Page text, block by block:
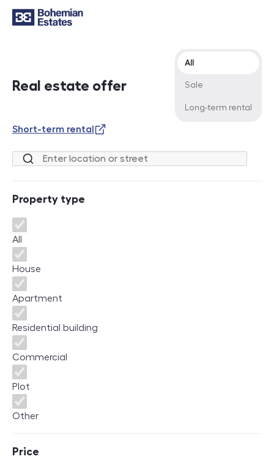
Real estate offer
Offer type
All
Sale
Long-term rental
Short-term rental
Location or street
Property type
Property type
All
House
Apartment
Residential building
Commercial
Plot
Other
Price